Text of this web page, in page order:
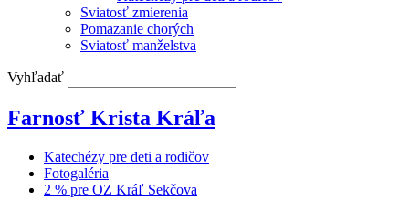
Sviatosť zmierenia
Pomazanie chorých
Sviatosť manželstva
Vyhľadať
Farnosť Krista Kráľa
Katechézy pre deti a rodičov
Fotogaléria
2 % pre OZ Kráľ Sekčova